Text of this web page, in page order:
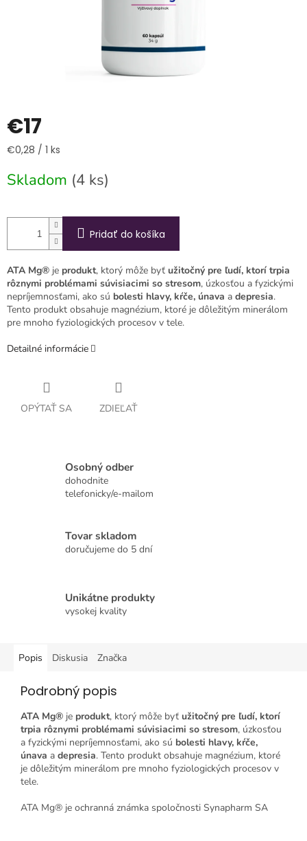
€17
Jednotková
€0,28 / 1 ks
Skladom (4 ks)
Pridať do košíka
ATA Mg® je produkt, ktorý môže byť užitočný pre ľudí, ktorí trpia
rôznymi problémami súvisiacimi so stresom, úzkosťou a fyzickými
nepríjemnosťami, ako sú bolesti hlavy, kŕče, únava a depresia.
Tento produkt obsahuje magnézium, ktoré je dôležitým minerálom
pre mnoho fyziologických procesov v tele.
Detailné informácie
OPÝTAŤ SA ZDIEĽAŤ
Osobný odber
dohodnite
telefonicky/e-mailom
Tovar skladom
doručujeme do 5 dní
Unikátne produkty
vysokej kvality
Popis Diskusia Značka
Podrobný popis
ATA Mg® je produkt, ktorý môže byť užitočný pre ľudí, ktorí
trpia rôznymi problémami súvisiacimi so stresom, úzkosťou
a fyzickými nepríjemnosťami, ako sú bolesti hlavy, kŕče,
únava a depresia. Tento produkt obsahuje magnézium, ktoré
je dôležitým minerálom pre mnoho fyziologických procesov v
tele.
ATA Mg® je ochranná známka spoločnosti Synapharm SA